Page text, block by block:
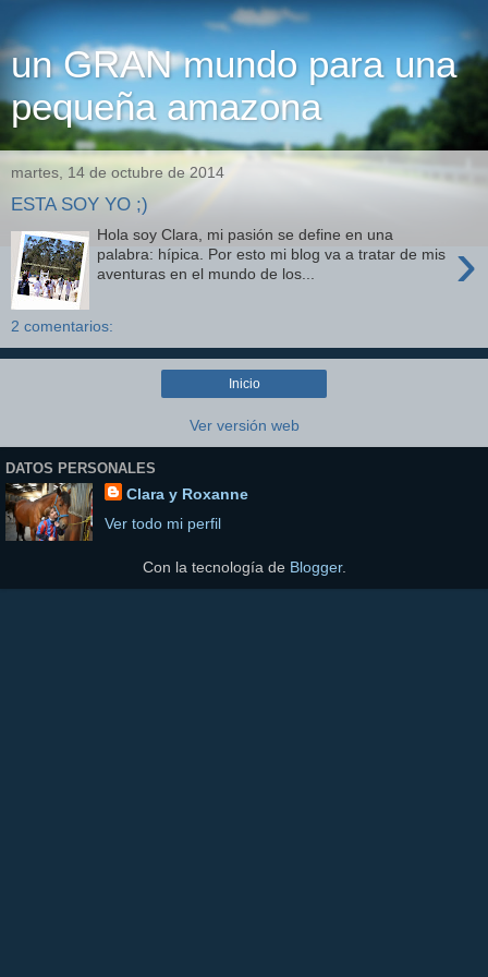
un GRAN mundo para una
pequeña amazona
martes, 14 de octubre de 2014
ESTA SOY YO ;)
›
Hola soy Clara, mi pasión se define en una
palabra: hípica. Por esto mi blog va a tratar de mis
aventuras en el mundo de los...
2 comentarios:
Inicio
Ver versión web
DATOS PERSONALES
Clara y Roxanne
Ver todo mi perfil
Con la tecnología de Blogger.